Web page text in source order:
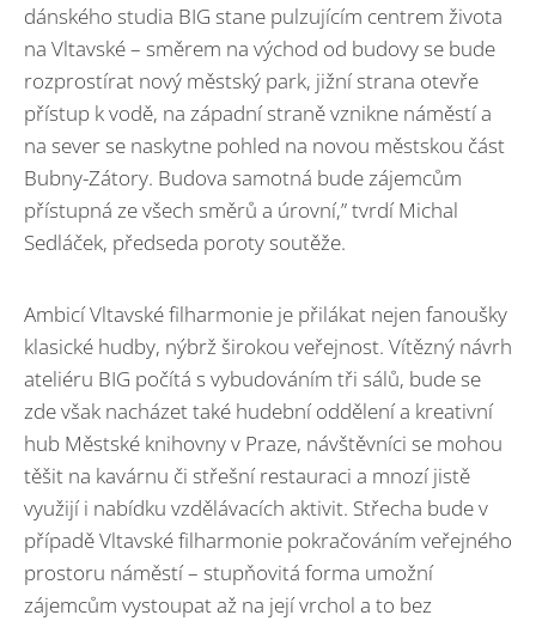
dánského studia BIG stane pulzujícím centrem života
na Vltavské – směrem na východ od budovy se bude
rozprostírat nový městský park, jižní strana otevře
přístup k vodě, na západní straně vznikne náměstí a
na sever se naskytne pohled na novou městskou část
Bubny-Zátory. Budova samotná bude zájemcům
přístupná ze všech směrů a úrovní,” tvrdí Michal
Sedláček, předseda poroty soutěže.
Ambicí Vltavské filharmonie je přilákat nejen fanoušky
klasické hudby, nýbrž širokou veřejnost. Vítězný návrh
ateliéru BIG počítá s vybudováním tři sálů, bude se
zde však nacházet také hudební oddělení a kreativní
hub Městské knihovny v Praze, návštěvníci se mohou
těšit na kavárnu či střešní restauraci a mnozí jistě
využijí i nabídku vzdělávacích aktivit. Střecha bude v
případě Vltavské filharmonie pokračováním veřejného
prostoru náměstí – stupňovitá forma umožní
zájemcům vystoupat až na její vrchol a to bez